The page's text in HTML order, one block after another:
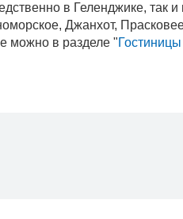
в Геленджике, так
Джанхот,
можно в разделе "